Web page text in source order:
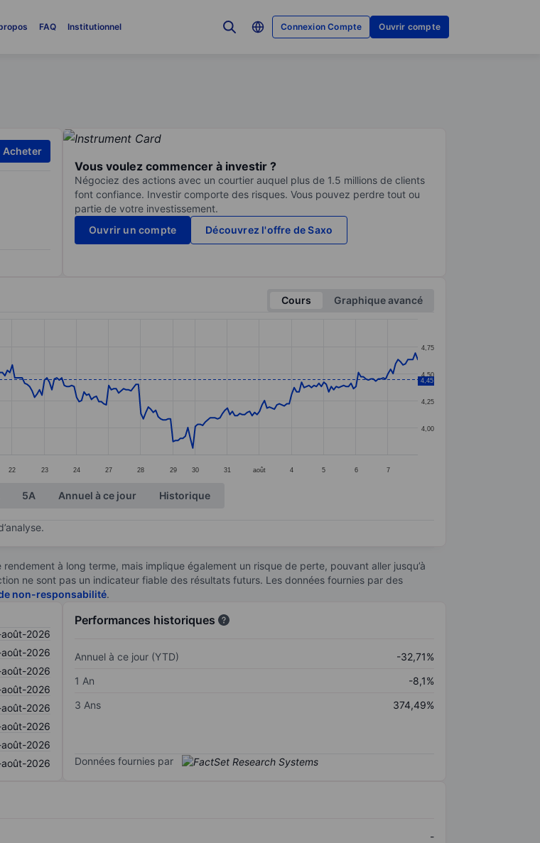
FAQ Institutionnel Connexion Compte Ouvrir compte
Acheter
Vous voulez commencer à investir ?
Négociez des actions avec un courtier auquel plus de 1.5 millions de clients
font confiance. Investir comporte des risques. Vous pouvez perdre tout ou
partie de votre investissement.
Ouvrir un compte
Découvrez l'offre de Saxo
Cours
Graphique avancé
3.81 to 4.88.
22 23 24 27 28 29 30 31 août 4 5 6 7
4,00
4,25
4,50
4,75
4,45
5A Annuel à ce jour Historique
à long terme, mais implique également un risque de perte, pouvant aller jusqu’à
ne sont pas un indicateur fiable des résultats futurs. Les données fournies par des
non-responsabilité.
2026
2026
2026
2026
2026
2026
2026
2026
Performances historiques
Annuel à ce jour (YTD)
-32,71%
1 An
-8,1%
3 Ans
374,49%
Données fournies par
-